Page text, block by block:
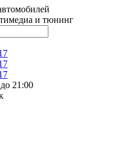
и тюнинг
21:00